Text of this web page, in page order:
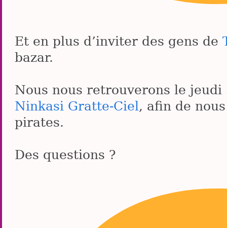
Et en plus d’inviter des gens de
bazar.
Nous nous retrouverons le
Ninkasi Gratte-Ciel, afin de
pirates.
Des questions ?